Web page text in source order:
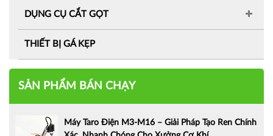
DỤNG CỤ CẮT GỌT
THIẾT BỊ GÁ KẸP
SẢN PHẨM BÁN CHẠY
Máy Taro Điện M3-M16 – Giải Pháp Tạo Ren Chính